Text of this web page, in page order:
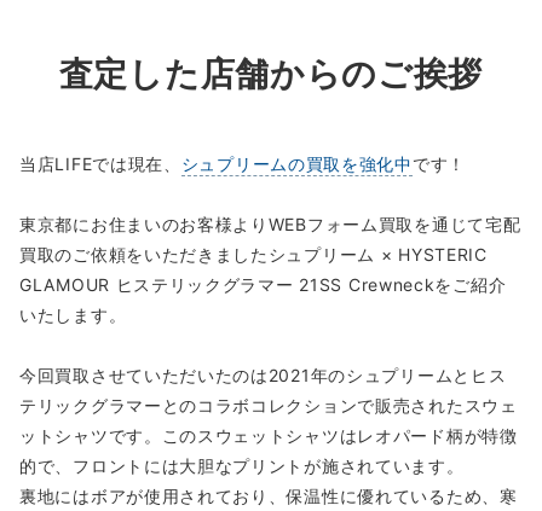
査定した店舗からのご挨拶
当店LIFEでは現在、 シュプリームの買取を強化中です！
東京都にお住まいのお客様よりWEBフォーム買取を通じて宅配
買取のご依頼をいただきましたシュプリーム × HYSTERIC
GLAMOUR ヒステリックグラマー 21SS Crewneckをご紹介
いたします。
今回買取させていただいたのは2021年のシュプリームとヒス
テリックグラマーとのコラボコレクションで販売されたスウェ
ットシャツです。このスウェットシャツはレオパード柄が特徴
的で、フロントには大胆なプリントが施されています。
裏地にはボアが使用されており、保温性に優れているため、寒